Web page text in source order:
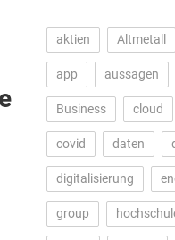
aktien Altmetall
app aussagen
Business cloud
covid daten
digitalisierung
group